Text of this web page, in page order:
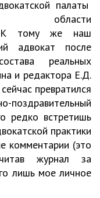
палаты
). К тому же наш
адвокат после
реальных
и редактора Е.Д.
превратился
редко встретишь
практики
комментарии (это
журнал за
лишь мое личное